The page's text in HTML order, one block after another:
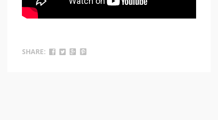
SHARE: